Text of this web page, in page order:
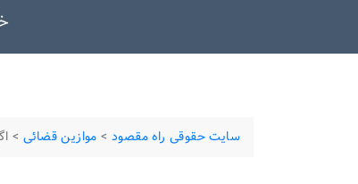
سایت حقوقی راه مقصود > موازین قضائی >